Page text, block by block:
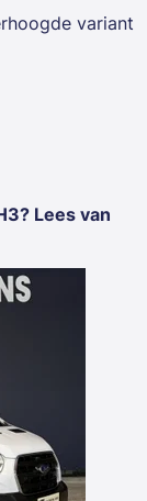
variant
Lees van